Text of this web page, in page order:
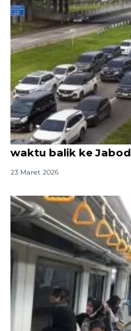
Kemenhub minta
waktu balik ke
23 Maret 2026